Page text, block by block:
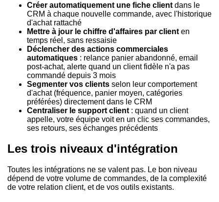
Créer automatiquement une fiche client dans le
CRM à chaque nouvelle commande, avec l'historique
d'achat rattaché
Mettre à jour le chiffre d'affaires par client en
temps réel, sans ressaisie
Déclencher des actions commerciales
automatiques : relance panier abandonné, email
post-achat, alerte quand un client fidèle n'a pas
commandé depuis 3 mois
Segmenter vos clients selon leur comportement
d'achat (fréquence, panier moyen, catégories
préférées) directement dans le CRM
Centraliser le support client : quand un client
appelle, votre équipe voit en un clic ses commandes,
ses retours, ses échanges précédents
Les trois niveaux d'intégration
Toutes les intégrations ne se valent pas. Le bon niveau
dépend de votre volume de commandes, de la complexité
de votre relation client, et de vos outils existants.